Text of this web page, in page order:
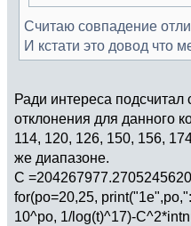
Считаю совпадение
И кстати это довод что
Ради интереса
отклонения для данного
114, 120, 126, 150, 156,
же диапазоне.
C
for(po=20,25,
10^po, 1/log(t)^17)-